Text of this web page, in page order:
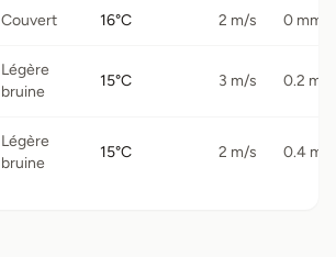
Couvert 16°C 2 m/s 0 mm
Légère
bruine
15°C 3 m/s 0.2 mm
Légère
bruine
15°C 2 m/s 0.4 mm